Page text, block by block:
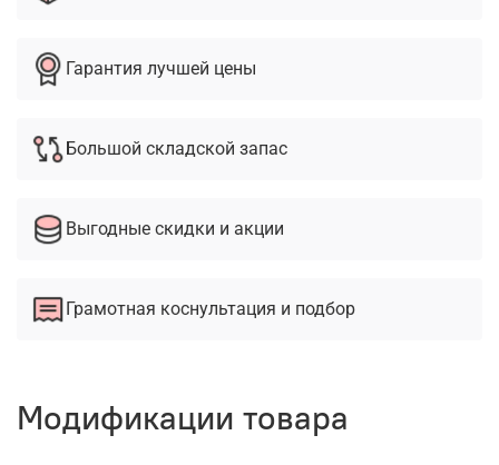
Гарантия лучшей цены
Большой складской запас
Выгодные скидки и акции
Грамотная коснультация и подбор
Модификации товара